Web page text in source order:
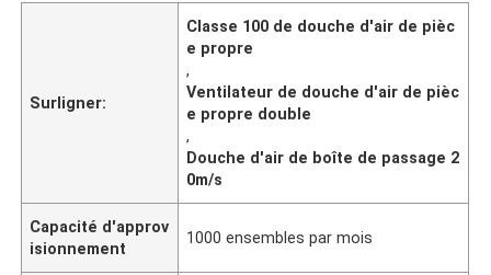
Surligner:
Classe 100 de douche d'air de pièc
e propre
,
Ventilateur de douche d'air de pièc
e propre double
,
Douche d'air de boîte de passage 2
0m/s
Capacité d'approv
isionnement
1000 ensembles par mois